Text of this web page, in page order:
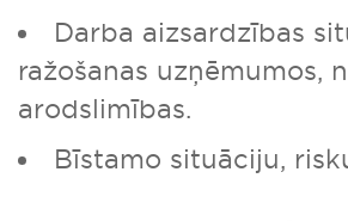
Darba aizsardzības
ražošanas uzņēmumos,
arodslimības.
Bīstamo situāciju,